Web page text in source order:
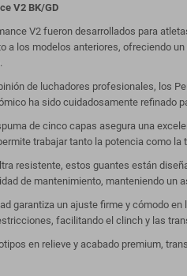
V2 BK/GD
V2 fueron desarrollados para
a los modelos anteriores, ofreciendo
de luchadores profesionales, los
ha sido cuidadosamente refinado
de cinco capas asegura una
trabajar tanto la potencia como
resistente, estos guantes están
de mantenimiento, manteniendo un
garantiza un ajuste firme y cómodo
facilitando el clinch y las
en relieve y acabado premium,